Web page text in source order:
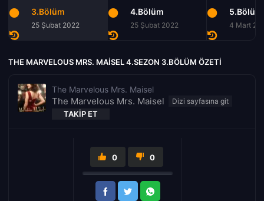
3.Bölüm
25 Şubat 2022
4.Bölüm
25 Şubat 2022
5.Bölüm
4 Mart
THE MARVELOUS MRS. MAISEL 4.SEZON 3.BÖLÜM ÖZETI
The Marvelous Mrs. Maisel
The Marvelous Mrs. Maisel
TAKIP ET
0 0